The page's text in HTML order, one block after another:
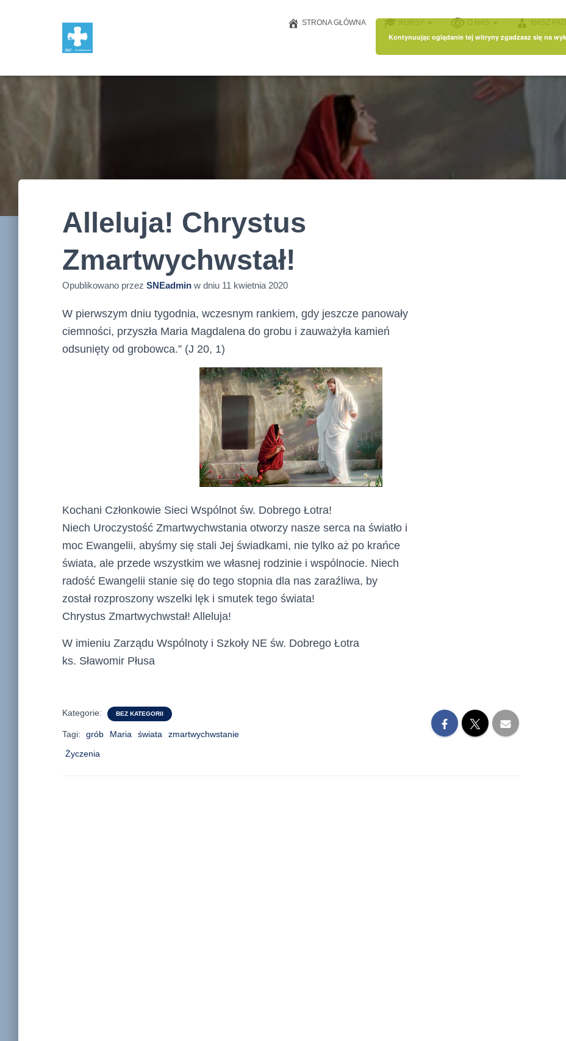
STRONA GŁÓWNA KURSY O NAS NASZ
Alleluja! Chrystus
Zmartwychwstał!
Opublikowano przez SNEadmin w dniu 11 kwietnia 2020
W pierwszym dniu tygodnia, wczesnym rankiem, gdy jeszcze panowały
ciemności, przyszła Maria Magdalena do grobu i zauważyła kamień
odsunięty od grobowca.” (J 20, 1)
Kochani Członkowie Sieci Wspólnot św. Dobrego Łotra!
Niech Uroczystość Zmartwychwstania otworzy nasze serca na światło i
moc Ewangelii, abyśmy się stali Jej świadkami, nie tylko aż po krańce
świata, ale przede wszystkim we własnej rodzinie i wspólnocie. Niech
radość Ewangelii stanie się do tego stopnia dla nas zaraźliwa, by
został rozproszony wszelki lęk i smutek tego świata!
Chrystus Zmartwychwstał! Alleluja!
W imieniu Zarządu Wspólnoty i Szkoły NE św. Dobrego Łotra
ks. Sławomir Płusa
Kategorie: BEZ KATEGORII
Tagi: grób Maria świata
zmartwychwstanie
Życzenia
Kontynuując oglądanie tej witryny zgadzasz się na